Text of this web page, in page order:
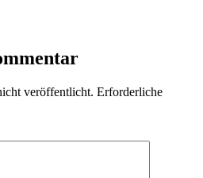
veröffentlicht. Erforderliche